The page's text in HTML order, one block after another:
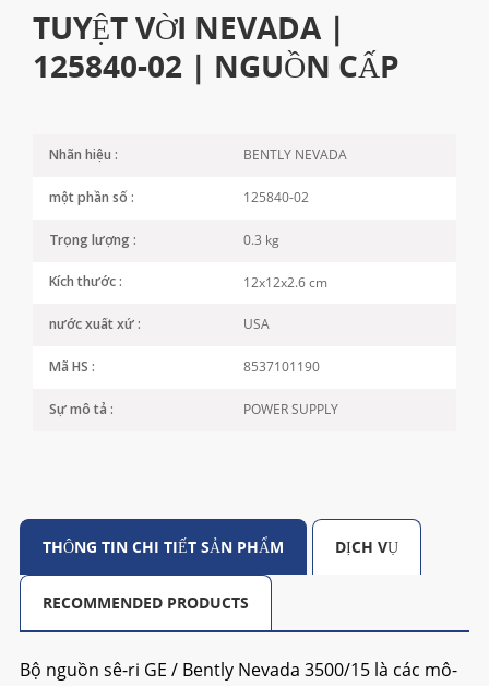
TUYỆT VỜI NEVADA |
125840-02 | NGUỒN CẤP
Nhãn hiệu : BENTLY NEVADA
một phần số : 125840-02
Trọng lượng : 0.3 kg
Kích thước : 12x12x2.6 cm
nước xuất xứ : USA
Mã HS : 8537101190
Sự mô tả : POWER SUPPLY
THÔNG TIN CHI TIẾT SẢN PHẨM DỊCH VỤ
RECOMMENDED PRODUCTS
Bộ nguồn sê-ri GE / Bently Nevada 3500/15 là các mô-